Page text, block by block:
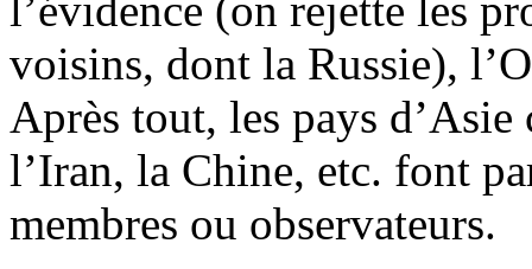
l’évidence (on rejette les
voisins, dont la Russie),
Après tout, les pays
l’Iran, la Chine, etc. font
membres ou observateurs.